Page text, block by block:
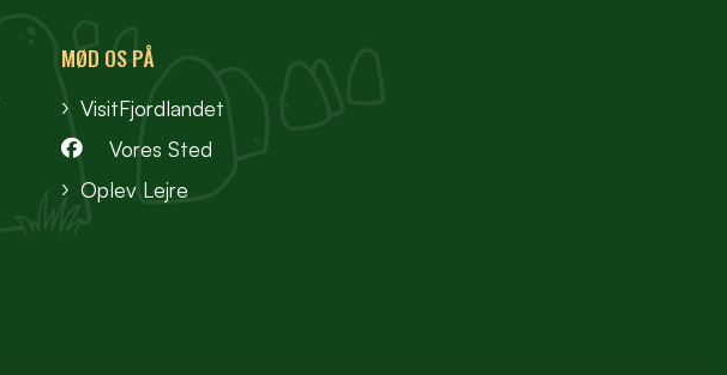
MØD OS PÅ
VisitFjordlandet
Vores Sted
Oplev Lejre